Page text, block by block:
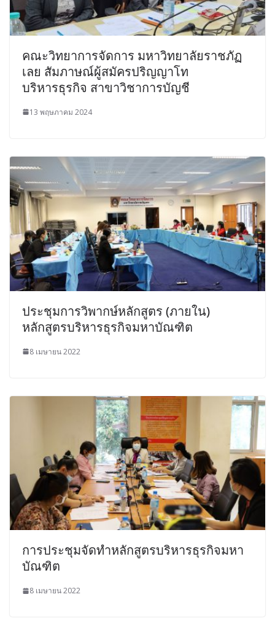
คณะวิทยาการจัดการ มหาวิทยาลัยราชภัฏ
เลย สัมภาษณ์ผู้สมัครปริญญาโท
บริหารธุรกิจ สาขาวิชาการบัญชี
13 พฤษภาคม 2024
ประชุมการวิพากษ์หลักสูตร (ภายใน)
หลักสูตรบริหารธุรกิจมหาบัณฑิต
8 เมษายน 2022
การประชุมจัดทำหลักสูตรบริหารธุรกิจมหา
บัณฑิต
8 เมษายน 2022